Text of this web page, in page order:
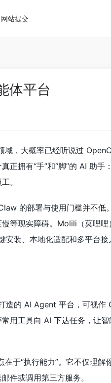
网站提交
体平台
，大概率已经听说过
正拥有“手”和“脚”的 AI 助
。
的部署与使用门槛并不低
等现实障碍。Molili（莫哩
装、本地化适配和多平台
造的 AI Agent 平台，可视作
用工具向 AI 下达任务，让智
于“执行能力”。它不仅理解
件或调用第三方服务。